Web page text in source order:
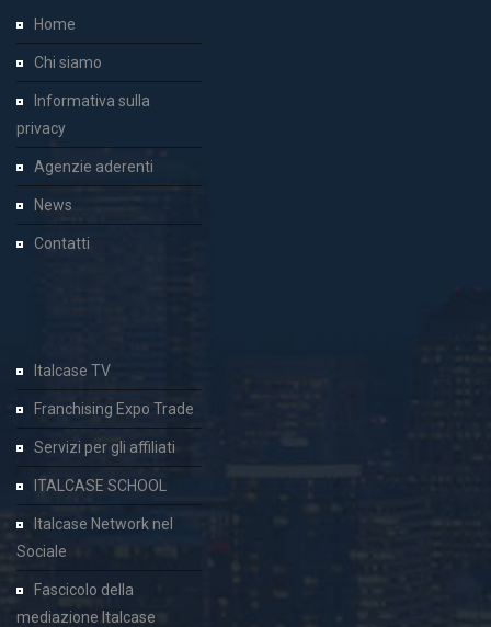
Home
Chi siamo
Informativa sulla
privacy
Agenzie aderenti
News
Contatti
Italcase TV
Franchising Expo Trade
Servizi per gli affiliati
ITALCASE SCHOOL
Italcase Network nel
Sociale
Fascicolo della
mediazione Italcase